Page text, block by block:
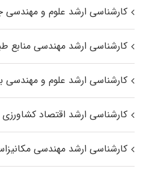
کارشناسی ارشد علوم و مهندسی
کارشناسی ارشد مهندسی منابع
کارشناسی ارشد علوم و مهندسی
کارشناسی ارشد اقتصاد کشاورزی
کارشناسی ارشد مهندسی